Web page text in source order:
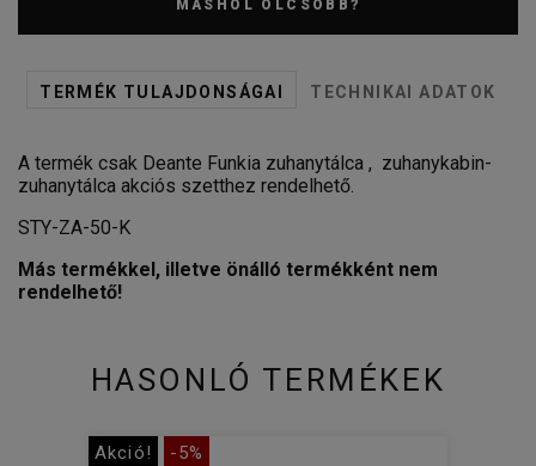
MÁSHOL OLCSÓBB?
TERMÉK TULAJDONSÁGAI TECHNIKAI ADATOK
A termék csak Deante Funkia zuhanytálca , zuhanykabin-
zuhanytálca akciós szetthez rendelhető.
STY-ZA-50-K
Más termékkel, illetve önálló termékként nem
rendelhető!
HASONLÓ TERMÉKEK
Akció! -5%